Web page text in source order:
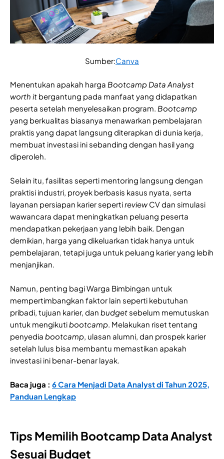
Sumber:Canva
Menentukan apakah harga Bootcamp Data Analyst
worth it bergantung pada manfaat yang didapatkan
peserta setelah menyelesaikan program. Bootcamp
yang berkualitas biasanya menawarkan pembelajaran
praktis yang dapat langsung diterapkan di dunia kerja,
membuat investasi ini sebanding dengan hasil yang
diperoleh.
Selain itu, fasilitas seperti mentoring langsung dengan
praktisi industri, proyek berbasis kasus nyata, serta
layanan persiapan karier sepertireviewCV dan simulasi
wawancara dapat meningkatkan peluang peserta
mendapatkan pekerjaan yang lebih baik. Dengan
demikian, harga yang dikeluarkan tidak hanya untuk
pembelajaran, tetapi juga untuk peluang karier yang lebih
menjanjikan.
Namun, penting bagi Warga Bimbingan untuk
mempertimbangkan faktor lain seperti kebutuhan
pribadi, tujuan karier, dan budgetsebelum memutuskan
untuk mengikutibootcamp. Melakukan riset tentang
penyedia bootcamp, ulasan alumni, dan prospek karier
setelah lulus bisa membantu memastikan apakah
investasi ini benar-benar layak.
Baca juga : 6 Cara Menjadi Data Analyst di Tahun 2025,
Panduan Lengkap
Tips Memilih Bootcamp Data Analyst
Sesuai Budget